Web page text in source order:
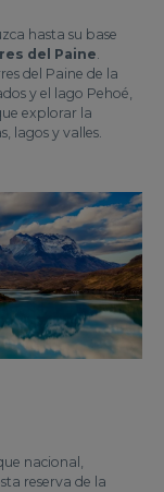
hasta su base
del Paine.
del Paine de la
y el lago Pehoé,
explorar la
lagos y valles.
nacional,
reserva de la